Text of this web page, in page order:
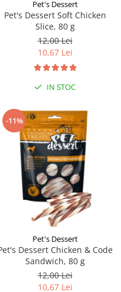
Pet's Dessert
Pet's Dessert Soft Chicken
Slice, 80 g
12,00 Lei
10,67 Lei
IN STOC
-11%
Pet's Dessert
Dessert Chicken & Code
Sandwich, 80 g
12,00 Lei
10,67 Lei